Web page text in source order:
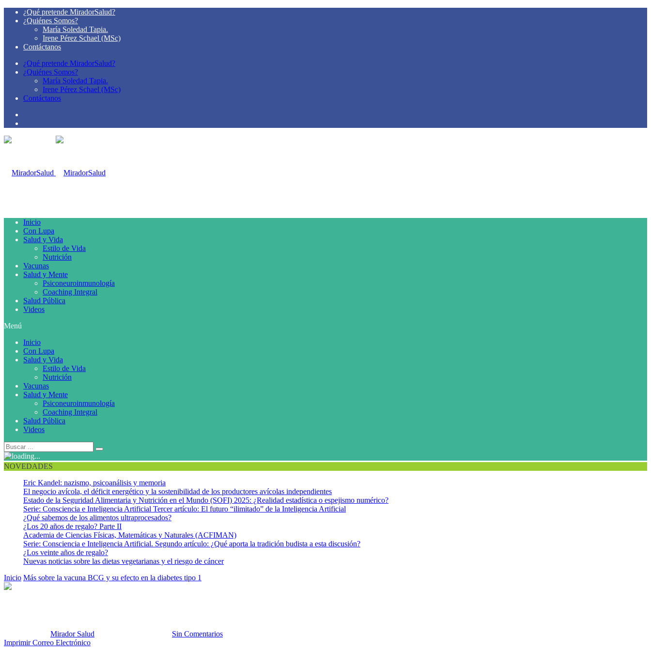
¿Qué pretende MiradorSalud?
¿Quiénes Somos?
María Soledad Tapia.
Irene Pérez Schael (MSc)
Contáctanos
¿Qué pretende MiradorSalud?
¿Quiénes Somos?
María Soledad Tapia.
Irene Pérez Schael (MSc)
Contáctanos
Inicio
Con Lupa
Salud y Vida
Estilo de Vida
Nutrición
Vacunas
Salud y Mente
Psiconeuroinmunología
Coaching Integral
Salud Pública
Videos
Menú
Inicio
Con Lupa
Salud y Vida
Estilo de Vida
Nutrición
Vacunas
Salud y Mente
Psiconeuroinmunología
Coaching Integral
Salud Pública
Videos
NOVEDADES
Eric Kandel: nazismo, psicoanálisis y memoria
El negocio avícola, el déficit energético y la sostenibilidad de los productores avícolas independientes
Estado de la Seguridad Alimentaria y Nutrición en el Mundo (SOFI) 2025: ¿Realidad estadística o espejismo numérico?
Serie: Consciencia e Inteligencia Artificial Tercer artículo: El futuro “ilimitado” de la Inteligencia Artificial
¿Qué sabemos de los alimentos ultraprocesados?
¿Los 20 años de regalo? Parte II
Academia de Ciencias Físicas, Matemáticas y Naturales (ACFIMAN)
Serie: Consciencia e Inteligencia Artificial. Segundo artículo: ¿Qué aporta la tradición budista a esta discusión?
¿Los veinte años de regalo?
Nuevas noticias sobre las dietas vegetarianas y el riesgo de cáncer
Inicio Más sobre la vacuna BCG y su efecto en la diabetes tipo 1
Mirador Salud
Sin Comentarios
Imprimir Correo Electrónico